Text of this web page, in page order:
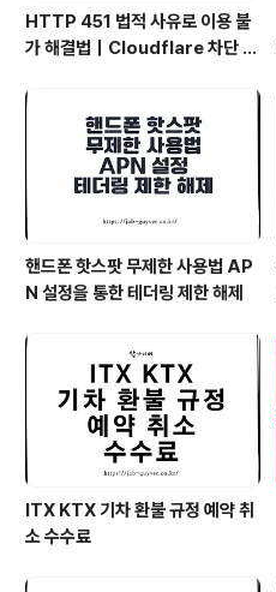
HTTP 451 법적 사유로 이용 불
가 해결법｜Cloudflare 차단 원
핸드폰 핫스팟 무제한 사용법 AP
N 설정을 통한 테더링 제한 해제
ITX KTX 기차 환불 규정 예약 취
소 수수료